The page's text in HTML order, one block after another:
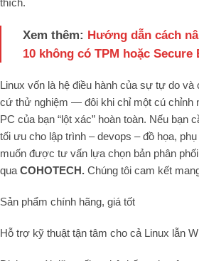
thích.
Xem thêm: Hướng dẫn cách
10 không có TPM hoặc
Linux vốn là hệ điều hành của sự tự do và
cứ thử nghiệm — đôi khi chỉ một cú chỉnh
PC của bạn “lột xác” hoàn toàn. Nếu bạn
tối ưu cho lập trình – devops – đồ họa,
muốn được tư vấn lựa chọn bản phân
qua COHOTECH. Chúng tôi cam kết
Sản phẩm chính hãng, giá tốt
Hỗ trợ kỹ thuật tận tâm cho cả Linux lẫn